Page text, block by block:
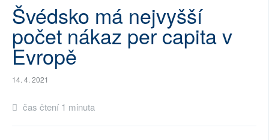
ARCHIV
ROZHOVORY
TÉMATA
Švédsko má nejvyšší
počet nákaz per capita v
Evropě
14. 4. 2021
čas čtení 1 minuta